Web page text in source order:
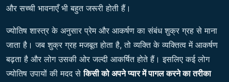
और सच्ची भावनाएँ भी बहुत जरूरी होती हैं।
ज्योतिष शास्त्र के अनुसार प्रेम और आकर्षण का संबंध शुक्र ग्रह से माना
जाता है। जब शुक्र ग्रह मजबूत होता है, तो व्यक्ति के व्यक्तित्व में आकर्षण
बढ़ता है और लोग उसकी ओर जल्दी आकर्षित होते हैं। इसलिए कई लोग
ज्योतिष उपायों की मदद सेकिसी को अपने प्यार में पागल करने का तरीका